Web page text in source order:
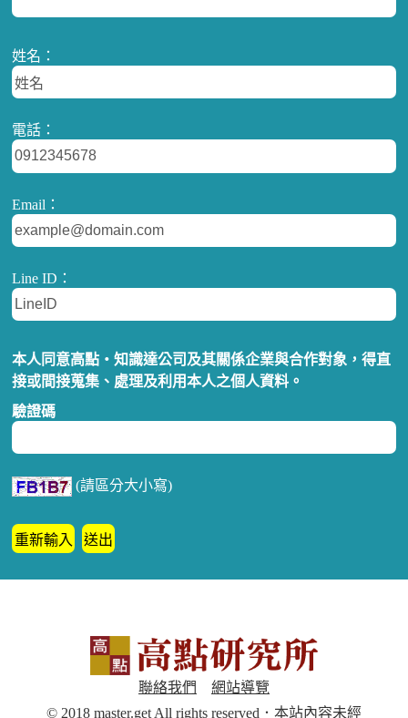
姓名：
電話：
Email：
Line ID：
本人同意高點‧知識達公司及其關係企業與合作對象，得直
接或間接蒐集、處理及利用本人之個人資料。
驗證碼
(請區分大小寫)
聯絡我們
網站導覽
© 2018 master.get All rights reserved．本站內容未經